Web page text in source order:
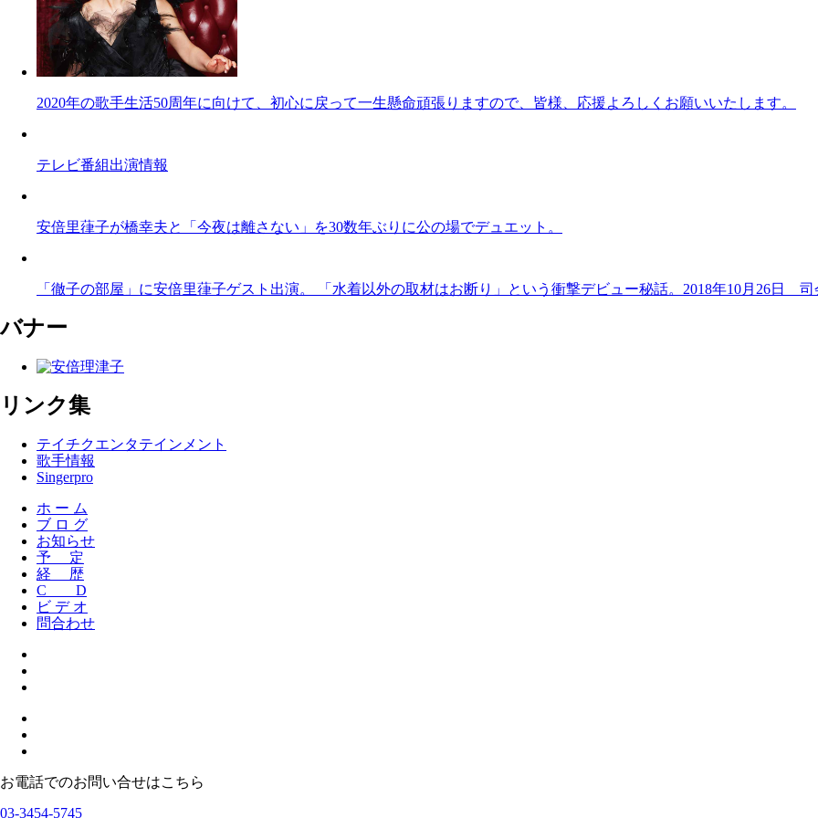
2020年の歌手生活50周年に向けて、初心に戻って一生懸命頑張りますので、皆様、応援よろしくお願いいたします。
テレビ番組出演情報
安倍里葎子が橋幸夫と「今夜は離さない」を30数年ぶりに公の場でデュエット。
「徹子の部屋」に安倍里葎子ゲスト出演。 「水着以外の取材はお断り」という衝撃デビュー秘話。2018年10月26日
バナー
リンク集
テイチクエンタテインメント
歌手情報
Singerpro
ホ ー ム
ブ ロ グ
お知らせ
予 定
経 歴
C D
ビ デ オ
問合わせ
お電話でのお問い合せはこちら
03-3454-5745